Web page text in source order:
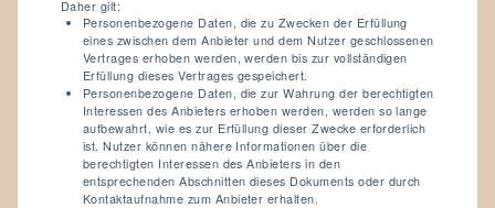
Daher gilt:
Personenbezogene Daten, die zu Zwecken der Erfüllung
eines zwischen dem Anbieter und dem Nutzer geschlossenen
Vertrages erhoben werden, werden bis zur vollständigen
Erfüllung dieses Vertrages gespeichert.
Personenbezogene Daten, die zur Wahrung der berechtigten
Interessen des Anbieters erhoben werden, werden so lange
aufbewahrt, wie es zur Erfüllung dieser Zwecke erforderlich
ist. Nutzer können nähere Informationen über die
berechtigten Interessen des Anbieters in den
entsprechenden Abschnitten dieses Dokuments oder durch
Kontaktaufnahme zum Anbieter erhalten.